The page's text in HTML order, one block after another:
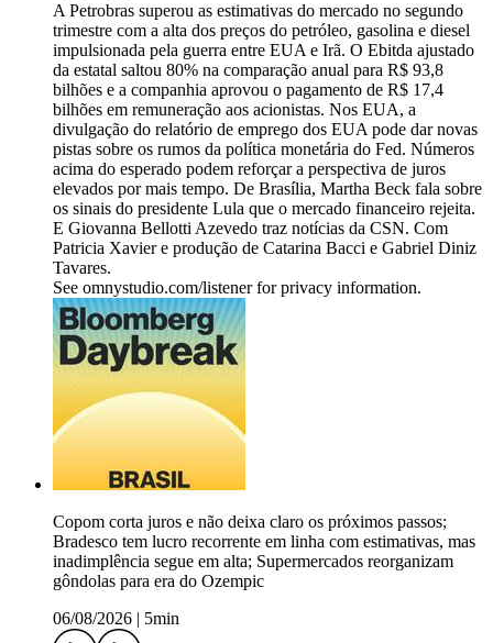
A Petrobras superou as estimativas do mercado no segundo
trimestre com a alta dos preços do petróleo, gasolina e diesel
impulsionada pela guerra entre EUA e Irã. O Ebitda ajustado
da estatal saltou 80% na comparação anual para R$ 93,8
bilhões e a companhia aprovou o pagamento de R$ 17,4
bilhões em remuneração aos acionistas. Nos EUA, a
divulgação do relatório de emprego dos EUA pode dar novas
pistas sobre os rumos da política monetária do Fed. Números
acima do esperado podem reforçar a perspectiva de juros
elevados por mais tempo. De Brasília, Martha Beck fala sobre
os sinais do presidente Lula que o mercado financeiro rejeita.
E Giovanna Bellotti Azevedo traz notícias da CSN. Com
Patricia Xavier e produção de Catarina Bacci e Gabriel Diniz
Tavares.
See omnystudio.com/listener for privacy information.
Copom corta juros e não deixa claro os próximos passos;
Bradesco tem lucro recorrente em linha com estimativas, mas
inadimplência segue em alta; Supermercados reorganizam
gôndolas para era do Ozempic
06/08/2026
5min